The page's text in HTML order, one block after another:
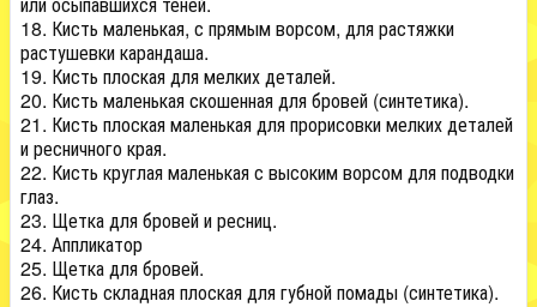
18. Кисть маленькая, с прямым ворсом, для растяжки
растушевки карандаша.
19. Кисть плоская для мелких деталей.
20. Кисть маленькая скошенная для бровей (синтетика).
21. Кисть плоская маленькая для прорисовки мелких деталей
и ресничного края.
22. Кисть круглая маленькая с высоким ворсом для подводки
глаз.
23. Щетка для бровей и ресниц.
24. Аппликатор
25. Щетка для бровей.
26. Кисть складная плоская для губной помады (синтетика).